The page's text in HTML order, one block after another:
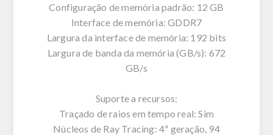
Configuração de memória padrão: 12 GB
Interface de memória: GDDR7
Largura da interface de memória: 192 bits
Largura de banda da memória (GB/s): 672
GB/s
Suporte a recursos:
Traçado de raios em tempo real: Sim
Núcleos de Ray Tracing: 4ª geração, 94